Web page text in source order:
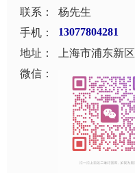
联系：
杨先生
手机：
13077804281
地址：
上海市浦东新区
微信：